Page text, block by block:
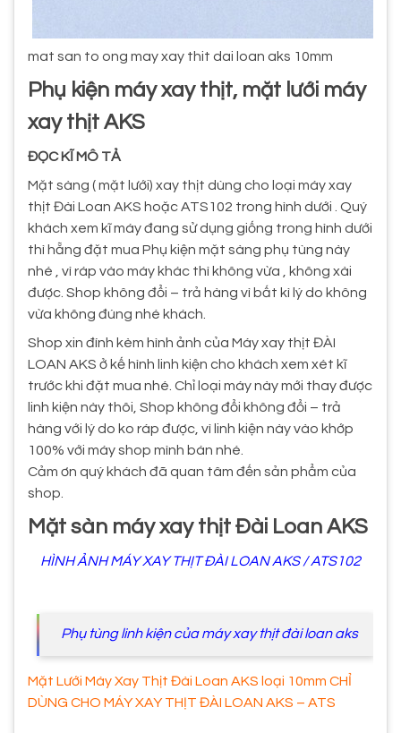
mat san to ong may xay thit dai loan aks 10mm
Phụ kiện máy xay thịt, mặt lưới máy
xay thịt AKS
ĐỌC KĨ MÔ TẢ
Mặt sàng ( mặt lưới) xay thịt dùng cho loại máy xay
thịt Đài Loan AKS hoặc ATS102 trong hình dưới . Quý
khách xem kĩ máy đang sử dụng giống trong hình dưới
thì hẵng đặt mua Phụ kiện mặt sàng phụ tùng này
nhé , vì ráp vào máy khác thì không vừa , không xài
được. Shop không đổi – trả hàng vì bất kì lý do không
vừa không đúng nhé khách.
Shop xin đính kèm hình ảnh của Máy xay thịt ĐÀI
LOAN AKS ở kế hình linh kiện cho khách xem xét kĩ
trước khi đặt mua nhé. Chỉ loại máy này mới thay được
linh kiện này thôi, Shop không đổi không đổi – trả
hàng với lý do ko ráp được, vì linh kiện này vào khớp
100% với máy shop mình bán nhé.
Cảm ơn quý khách đã quan tâm đến sản phẩm của
shop.
Mặt sàn máy xay thịt Đài Loan AKS
HÌNH ẢNH MÁY XAY THỊT ĐÀI LOAN AKS / ATS102
Phụ tùng linh kiện của máy xay thịt đài loan aks
Mặt Lưới Máy Xay Thịt Đài Loan AKS loại 10mm CHỈ
DÙNG CHO MÁY XAY THỊT ĐÀI LOAN AKS – ATS